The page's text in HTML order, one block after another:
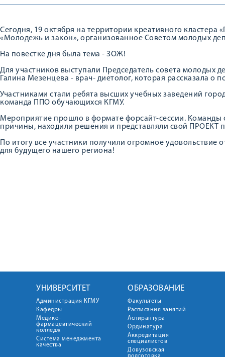
Сегодня, 19 октября на территории креативного
«Молодежь и закон», организованное Советом молодых
На повестке дня была тема - ЗОЖ!
Для участников выступали Председатель совета молодых
Галина Мезенцева - врач- диетолог, которая рассказала о
Участниками стали ребята высших учебных заведений
команда ППО обучающихся КГМУ.
Мероприятие прошло в формате форсайт-сессии.
причины, находили решения и представляли свой
По итогу все участники получили огромное удовольствие
для будущего нашего региона!
УНИВЕРСИТЕТ
Администрация КГМУ
Кафедры
Медико-
фармацевтический
колледж
Система менеджмента
качества
ОБРАЗОВАНИЕ
Факультеты
Расписания занятий
Аспирантура
Ординатура
Аккредитация
специалистов
Довузовская